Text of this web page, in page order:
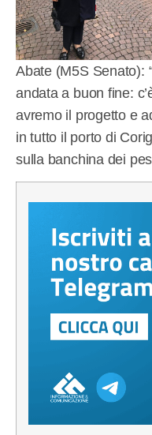
Abate (M5S Senato):
andata a buon fine:
avremo il progetto e
in tutto il porto di
sulla banchina dei